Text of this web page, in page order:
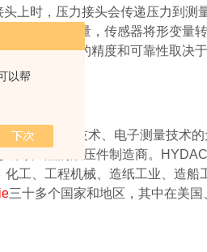
以帮
上时，压力接头会传递压力到测
变片)来测量，传感器将形变量
压力表的精度和可靠性取决
围的压力。
、液压控制技术、电子测量技术
等产品的液压件制造商。
工、工程机械、造纸工业、造船
三十多个国家和地区，其中在美